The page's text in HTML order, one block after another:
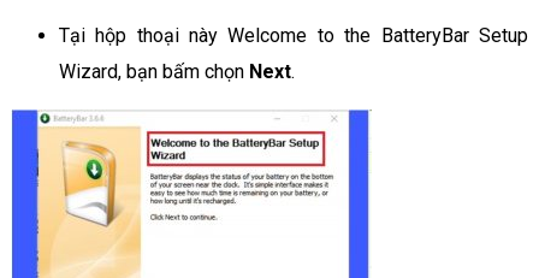
Tại hộp thoại này Welcome to the BatteryBar Setup
Wizard, bạn bấm chọnNext.